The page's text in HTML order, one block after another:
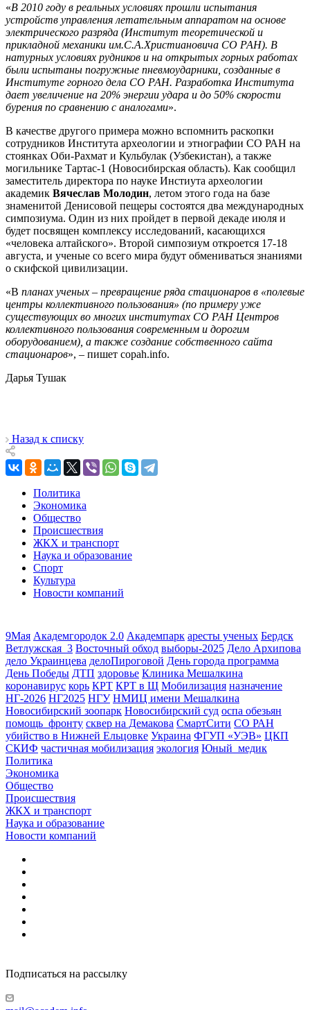
«В 2010 году в реальных условиях прошли испытания
устройств управления летательным аппаратом на основе
электрического разряда (Институт теоретической и
прикладной механики им.С.А.Христиановича СО РАН). В
натурных условиях рудников и на открытых горных работах
были испытаны погружные пневмоударники, созданные в
Институте горного дела СО РАН. Разработка Института
дает увеличение на 20% энергии удара и до 50% скорости
бурения по сравнению с аналогами».
В качестве другого примера можно вспомнить раскопки
сотрудников Института археологии и этнографии СО РАН на
стоянках Оби-Рахмат и Кульбулак (Узбекистан), а также
могильнике Тартас-1 (Новосибирская область). Как сообщил
заместитель директора по науке Инстиута археологии
академик Вячеслав Молодин, летом этого года на базе
знаменитой Денисовой пещеры состоятся два международных
симпозиума. Один из них пройдет в первой декаде июля и
будет посвящен комплексу исследований, касающихся
«человека алтайского». Второй симпозиум откроется 17-18
августа, и ученые со всего мира будут обмениваться знаниями
о скифской цивилизации.
«В планах ученых – превращение ряда стационаров в «полевые
центры коллективного пользования» (по примеру уже
существующих во многих институтах СО РАН Центров
коллективного пользования современным и дорогим
оборудованием), а также создание собственного сайта
стационаров», – пишет copah.info.
Дарья Тушак
Назад к списку
Политика
Экономика
Общество
Происшествия
ЖКХ и транспорт
Наука и образование
Спорт
Культура
Новости компаний
9Мая Академгородок 2.0 Академпарк аресты ученых Бердск
Ветлужская_3 Восточный обход выборы-2025 Дело Архипова
дело Украинцева делоПироговой День города программа
День Победы ДТП здоровье Клиника Мешалкина
коронавирус корь КРТ КРТ в Щ Мобилизация назначение
НГ-2026 НГ2025 НГУ НМИЦ имени Мешалкина
Новосибирский зоопарк Новосибирский суд оспа обезьян
помощь_фронту сквер на Демакова СмартСити СО РАН
убийство в Нижней Ельцовке Украина ФГУП «УЭВ» ЦКП
СКИФ частичная мобилизация экология Юный_медик
Политика
Экономика
Общество
Происшествия
ЖКХ и транспорт
Наука и образование
Новости компаний
Подписаться на рассылку